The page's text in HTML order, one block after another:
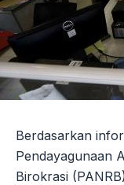
Berdasarkan
Pendayagunaan
Birokrasi